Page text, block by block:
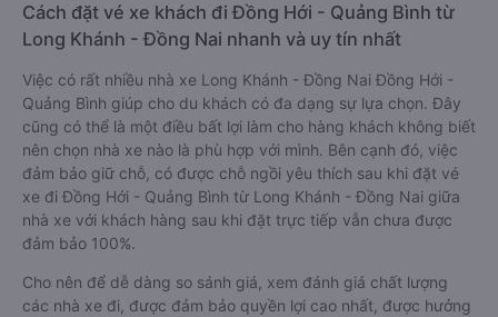
Cách đặt vé xe khách đi Đồng Hới - Quảng Bình từ
Long Khánh - Đồng Nai nhanh và uy tín nhất
Việc có rất nhiều nhà xe Long Khánh - Đồng Nai Đồng Hới -
Quảng Bình giúp cho du khách có đa dạng sự lựa chọn. Đây
cũng có thể là một điều bất lợi làm cho hàng khách không biết
nên chọn nhà xe nào là phù hợp với mình. Bên cạnh đó, việc
đảm bảo giữ chỗ, có được chỗ ngồi yêu thích sau khi đặt vé
xe đi Đồng Hới - Quảng Bình từ Long Khánh - Đồng Nai giữa
nhà xe với khách hàng sau khi đặt trực tiếp vẫn chưa được
đảm bảo 100%.
Cho nên để dễ dàng so sánh giá, xem đánh giá chất lượng
các nhà xe đi, được đảm bảo quyền lợi cao nhất, được hưởng